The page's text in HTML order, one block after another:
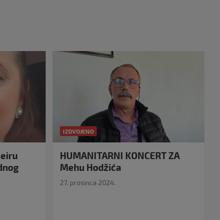
IZDVOJENO
HUMANITARNI KONCERT ZA
Mehu Hodžića
27. prosinca 2024.